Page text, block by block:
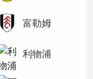
富勒姆
利物浦